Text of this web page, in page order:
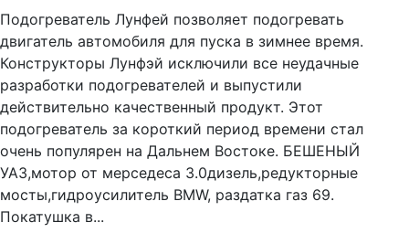
Подогреватель Лунфей позволяет подогревать
двигатель автомобиля для пуска в зимнее время.
Конструкторы Лунфэй исключили все неудачные
разработки подогревателей и выпустили
действительно качественный продукт. Этот
подогреватель за короткий период времени стал
очень популярен на Дальнем Востоке. БЕШЕНЫЙ
УАЗ,мотор от мерседеса 3.0дизель,редукторные
мосты,гидроусилитель BMW, раздатка газ 69.
Покатушка в...